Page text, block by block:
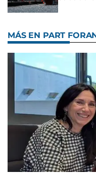
MÁS EN PART